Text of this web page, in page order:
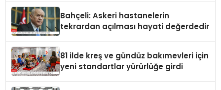
Bahçeli: Askeri hastanelerin
tekrardan açılması hayati değerdedir
81 ilde kreş ve gündüz bakımevleri için
yeni standartlar yürürlüğe girdi